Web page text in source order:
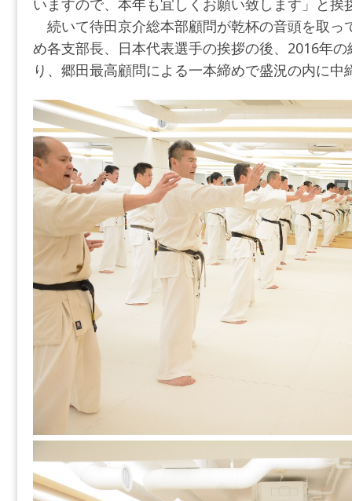
いますので、本年も宜しくお願い致します」と挨
続いて待田京介総本部顧問が乾杯の音頭を取っ
め各支部長、日本代表選手の挨拶の後、2016年
り、郷田最高顧問による一本締めで盛況の内に中